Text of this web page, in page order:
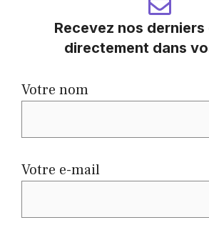
Recevez nos
directement dans
Votre nom
Votre e-mail